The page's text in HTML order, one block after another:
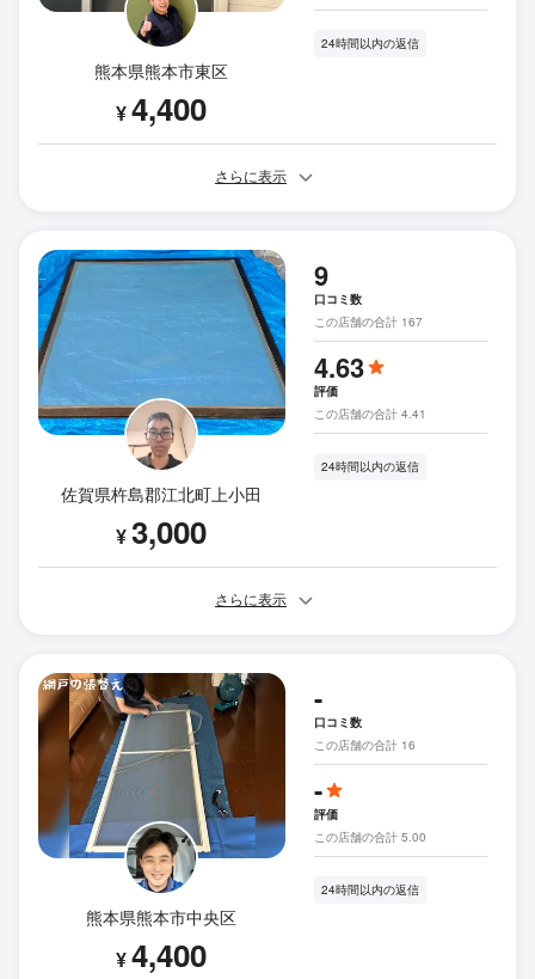
熊本県熊本市東区
¥4,400
24時間以内の返信
さらに表示
佐賀県杵島郡江北町上小田
¥3,000
9
口コミ数
この店舗の合計 167
4.63
評価
この店舗の合計 4.41
24時間以内の返信
さらに表示
熊本県熊本市中央区
¥4,400
-
口コミ数
この店舗の合計 16
-
評価
この店舗の合計 5.00
24時間以内の返信